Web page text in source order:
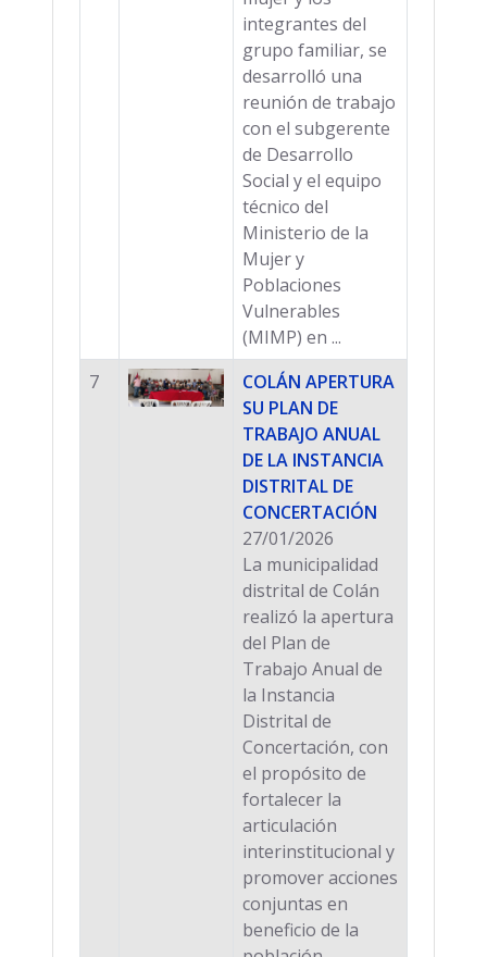
integrantes del
grupo familiar, se
desarrolló una
reunión de trabajo
con el subgerente
de Desarrollo
Social y el equipo
técnico del
Ministerio de la
Mujer y
Poblaciones
Vulnerables
(MIMP) en ...
7
COLÁN APERTURA
SU PLAN DE
TRABAJO ANUAL
DE LA INSTANCIA
DISTRITAL DE
CONCERTACIÓN
27/01/2026
La municipalidad
distrital de Colán
realizó la apertura
del Plan de
Trabajo Anual de
la Instancia
Distrital de
Concertación, con
el propósito de
fortalecer la
articulación
interinstitucional y
promover acciones
conjuntas en
beneficio de la